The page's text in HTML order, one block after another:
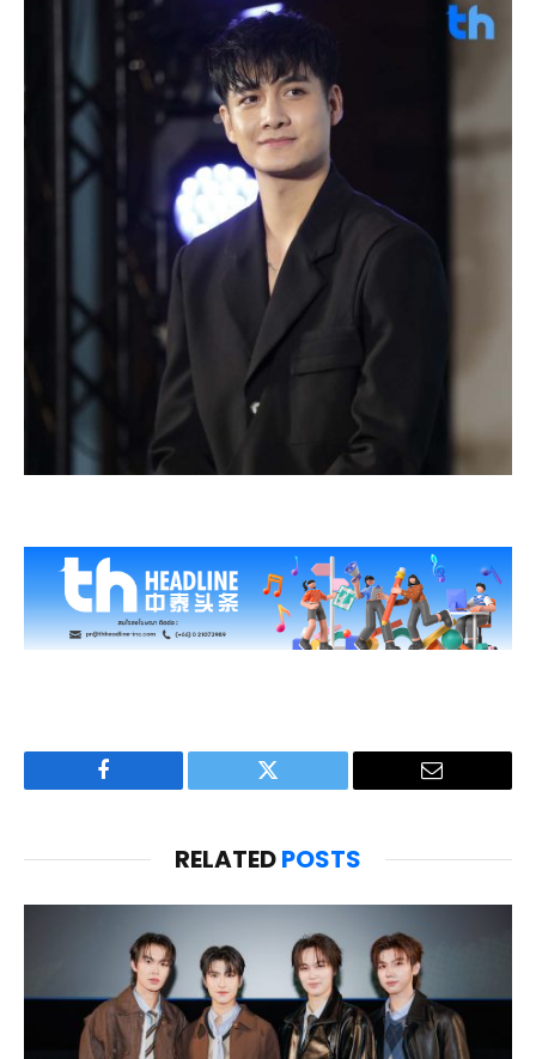
Facebook Twitter Email
RELATEDPOSTS